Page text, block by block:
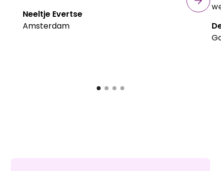
Neeltje Evertse
Amsterdam